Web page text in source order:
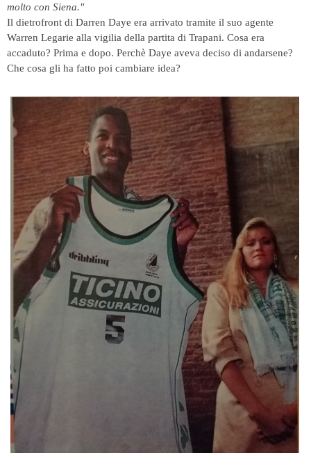
molto con Siena."
Il dietrofront di Darren Daye era arrivato tramite il suo agente
Warren Legarie alla vigilia della partita di Trapani. Cosa era
accaduto? Prima e dopo. Perchè Daye aveva deciso di andarsene?
Che cosa gli ha fatto poi cambiare idea?